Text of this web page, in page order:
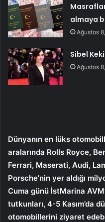
almaya
Ağustos
Sibel
Ağustos
Dünyanın en lüks
aralarında Rolls Royce,
Ferrari, Maserati, Audi,
Porsche’nin yer aldığı
Cuma günü İstMarina
tutkunları, 4-5 Kasım’da
otomobillerini ziyaret